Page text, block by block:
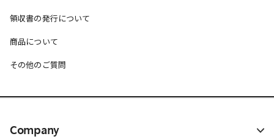
領収書の発行について
商品について
その他のご質問
Company